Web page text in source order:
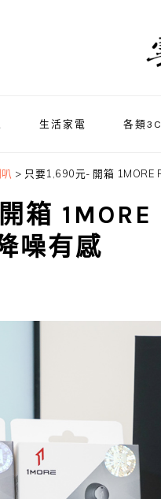
生活家電 各類
> 只要1,690元- 開箱 1MORE
箱
噪有感